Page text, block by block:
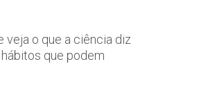
veja o que a ciência diz
que podem